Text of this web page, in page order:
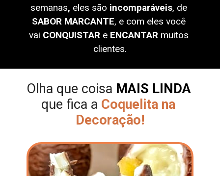
semanas, eles são incomparáveis
SABOR MARCANTE, e com eles você
vai CONQUISTAR e ENCANTAR muitos
clientes.
Olha que coisa MAIS LINDA
que fica a Coquelita na
Decoração!